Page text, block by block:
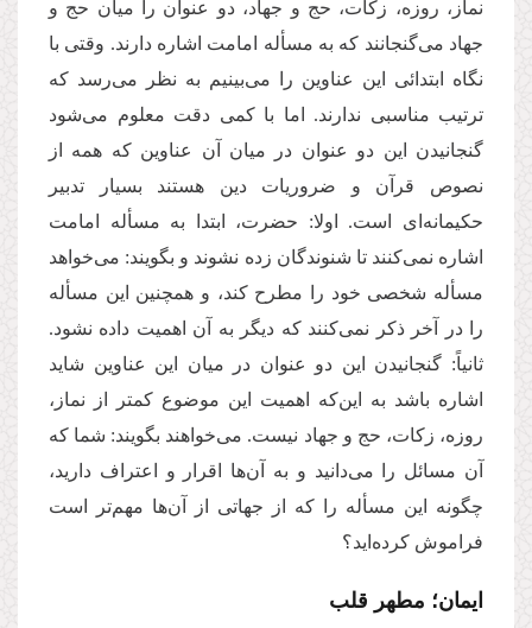
نماز، روزه، زکات، حج و جهاد، دو عنوان را میان حج و
جهاد می‌گنجانند که به مسأله امامت اشاره دارند. وقتی با
نگاه ابتدائی این عناوین را می‌بینیم به نظر می‌رسد که
ترتیب مناسبی ندارند. اما با کمی دقت معلوم می‌شود
گنجانیدن این دو عنوان در میان آن عناوین که همه از
نصوص قرآن و ضروریات دین هستند بسیار تدبیر
حکیمانه‌ای است. اولا: حضرت، ابتدا به مسأله امامت
اشاره نمی‌کنند تا شنوندگان زده نشوند و بگویند: می‌خواهد
مسأله شخصی خود را مطرح ‌کند، و همچنین این مسأله
را در آخر ذکر نمی‌کنند که دیگر به آن اهمیت داده نشود.
ثانیاً: گنجانیدن این دو عنوان در میان این عناوین شاید
اشاره باشد به این‌که اهمیت این موضوع کمتر از نماز،
روزه، زکات، حج و جهاد نیست. می‌خواهند بگویند: شما که
آن مسائل را می‌دانید و به آن‌ها اقرار و اعتراف دارید،
چگونه این مسأله را که از جهاتی از آن‌ها مهم‌تر است
فراموش کرده‌اید؟
ایمان؛ مطهر قلب